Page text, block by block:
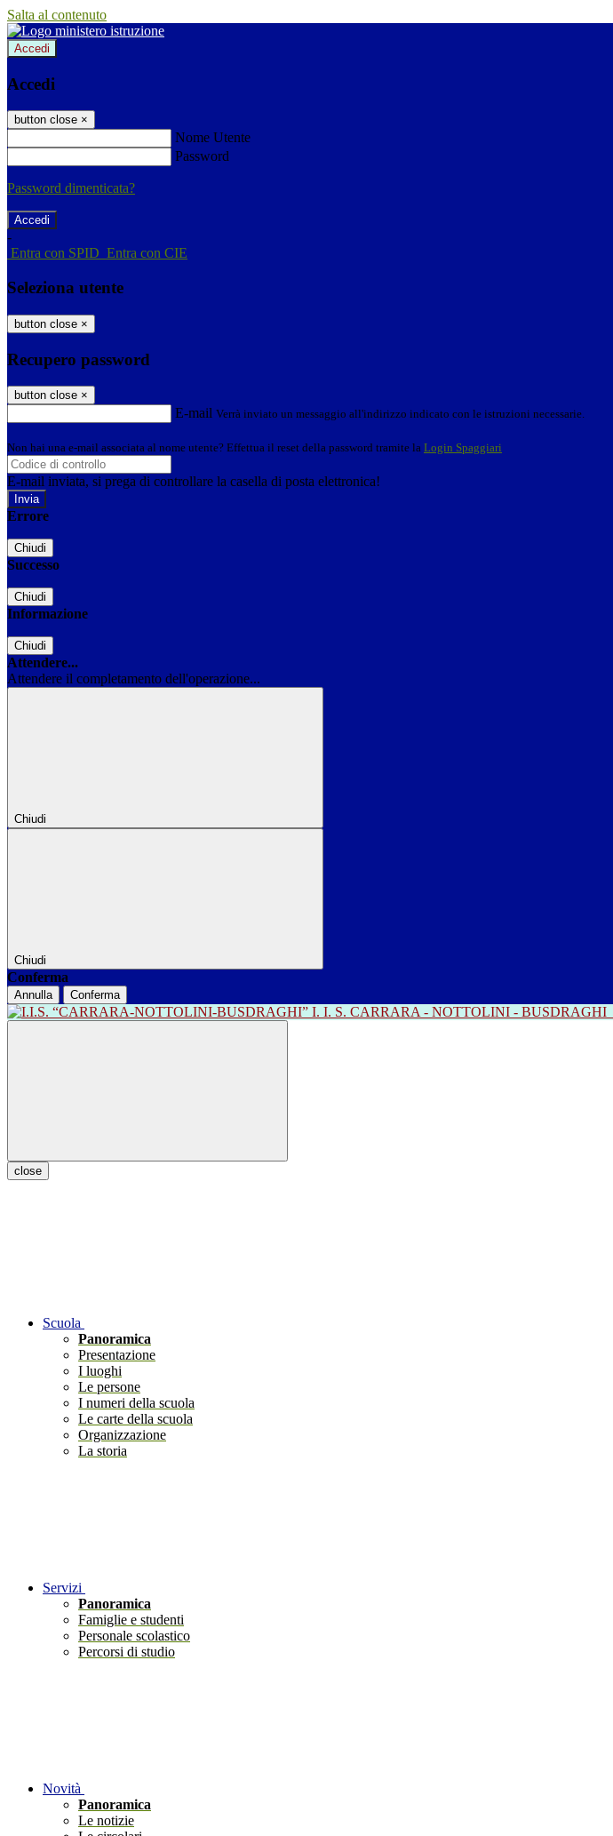
Salta al contenuto
Accedi
Accedi
button close ×
Nome Utente
Password
Password dimenticata?
-
Entra con SPID Entra con CIE
Seleziona utente
button close ×
Recupero password
button close ×
E-mail Verrà inviato un messaggio all'indirizzo indicato con le istruzioni necessarie.
Non hai una e-mail associata al nome utente? Effettua il reset della password tramite la Login Spaggiari
E-mail inviata, si prega di controllare la casella di posta elettronica!
Errore
Chiudi
Successo
Chiudi
Informazione
Chiudi
Attendere...
Attendere il completamento dell'operazione...
Chiudi
Chiudi
Conferma
Annulla Conferma
I. I. S. CARRARA - NOTTOLINI - BUSDRAGHI
close
Scuola
Panoramica
Presentazione
I luoghi
Le persone
I numeri della scuola
Le carte della scuola
Organizzazione
La storia
Servizi
Panoramica
Famiglie e studenti
Personale scolastico
Percorsi di studio
Novità
Panoramica
Le notizie